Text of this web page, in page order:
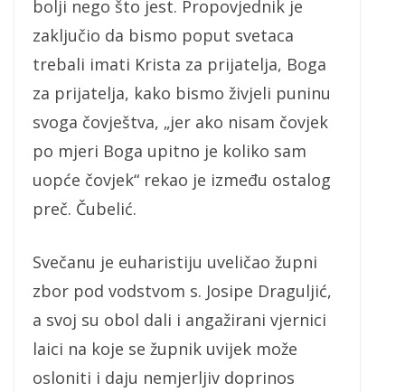
bolji nego što jest. Propovjednik je
zaključio da bismo poput svetaca
trebali imati Krista za prijatelja, Boga
za prijatelja, kako bismo živjeli puninu
svoga čovještva, „jer ako nisam čovjek
po mjeri Boga upitno je koliko sam
uopće čovjek“ rekao je između ostalog
preč. Čubelić.
Svečanu je euharistiju uveličao župni
zbor pod vodstvom s. Josipe Draguljić,
a svoj su obol dali i angažirani vjernici
laici na koje se župnik uvijek može
osloniti i daju nemjerljiv doprinos